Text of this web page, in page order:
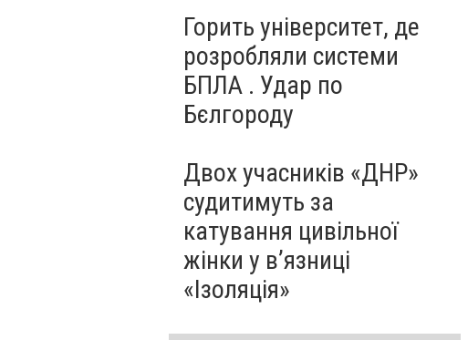
Горить університет, де
розробляли системи
БПЛА . Удар по
Бєлгороду
Двох учасників «ДНР»
судитимуть за
катування цивільної
жінки у в’язниці
«Ізоляція»